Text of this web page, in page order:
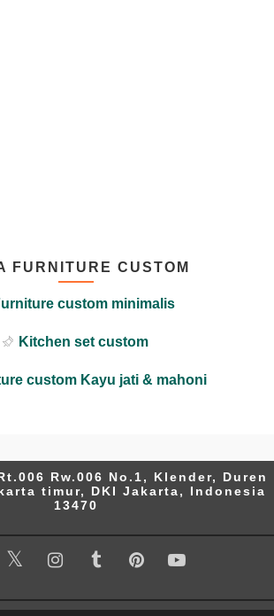
FURNITURE CUSTOM
custom minimalis
Kitchen set custom
custom Kayu jati & mahoni
Rw.006 No.1, Klender, Duren
timur, DKI Jakarta, Indonesia
13470